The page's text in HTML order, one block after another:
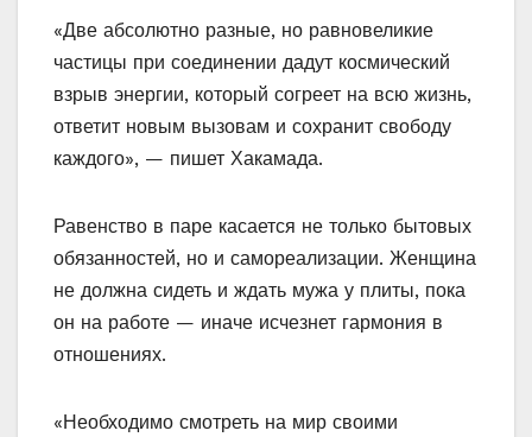
«Две абсолютно разные, но равновеликие
частицы при соединении дадут космический
взрыв энергии, который согреет на всю жизнь,
ответит новым вызовам и сохранит свободу
каждого», — пишет Хакамада.
Равенство в паре касается не только бытовых
обязанностей, но и самореализации. Женщина
не должна сидеть и ждать мужа у плиты, пока
он на работе — иначе исчезнет гармония в
отношениях.
«Необходимо смотреть на мир своими